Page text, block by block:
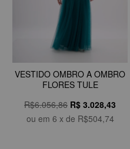
VESTIDO OMBRO A OMBRO
FLORES TULE
R$6.056,86 R$ 3.028,43
ou em 6 x de R$504,74